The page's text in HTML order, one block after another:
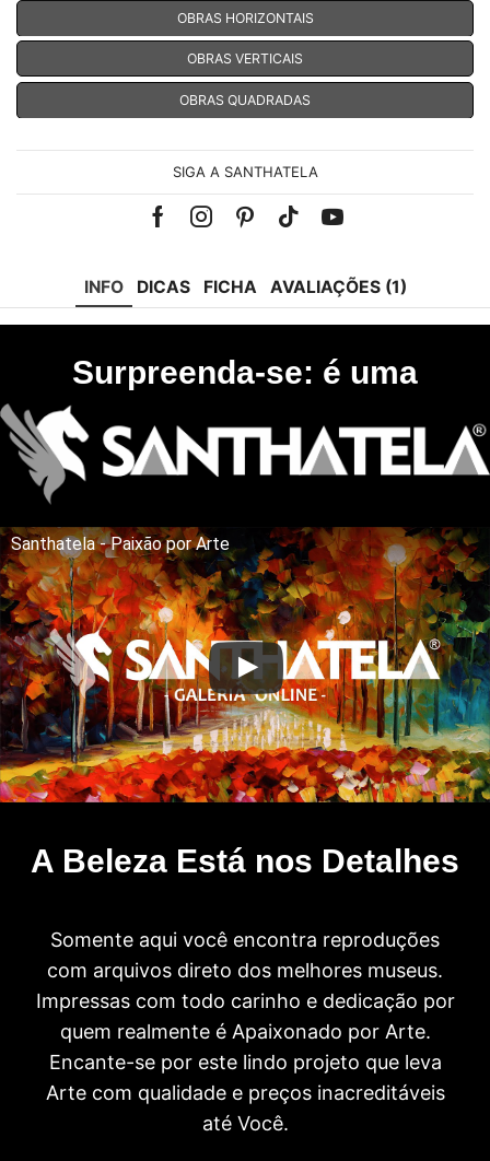
OBRAS HORIZONTAIS
OBRAS VERTICAIS
OBRAS QUADRADAS
SIGA A SANTHATELA
FacebookInstagramPinterest
Tik-Youtube
INFO DICAS FICHA AVALIAÇÕES (1)
Surpreenda-se: é uma
Santhatela - Paixão por Arte
A Beleza Está nos Detalhes
Somente aqui você encontra reproduções
com arquivos direto dos melhores museus.
Impressas com todo carinho e dedicação por
quem realmente é Apaixonado por Arte.
Encante-se por este lindo projeto que leva
Arte com qualidade e preços inacreditáveis
até Você.